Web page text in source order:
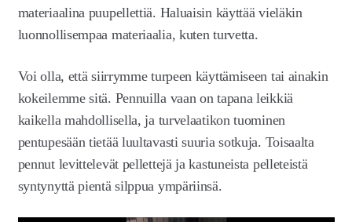
materiaalina puupellettiä. Haluaisin käyttää vieläkin
luonnollisempaa materiaalia, kuten turvetta.
Voi olla, että siirrymme turpeen käyttämiseen tai ainakin
kokeilemme sitä. Pennuilla vaan on tapana leikkiä
kaikella mahdollisella, ja turvelaatikon tuominen
pentupesään tietää luultavasti suuria sotkuja. Toisaalta
pennut levittelevät pellettejä ja kastuneista pelleteistä
syntynyttä pientä silppua ympäriinsä.